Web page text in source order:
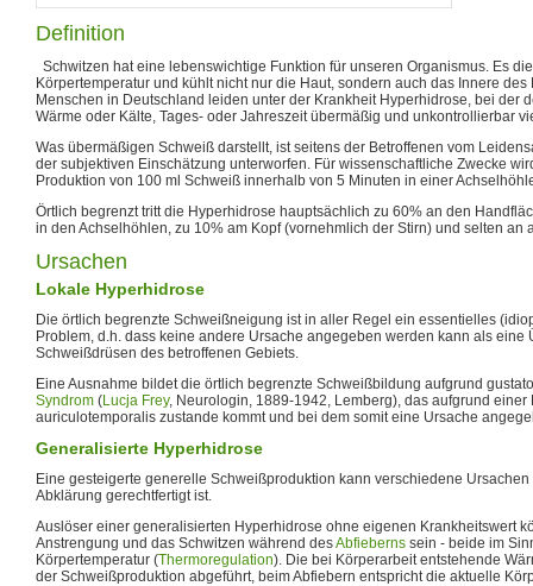
Definition
Schwitzen hat eine lebenswichtige Funktion für unseren Organismus. Es
Körpertemperatur und kühlt nicht nur die Haut, sondern auch das Innere
Menschen in Deutschland leiden unter der Krankheit Hyperhidrose, bei der
Wärme oder Kälte, Tages- oder Jahreszeit übermäßig und unkontrollierbar
Was übermäßigen Schweiß darstellt, ist seitens der Betroffenen vom
der subjektiven Einschätzung unterworfen. Für wissenschaftliche Zwecke
Produktion von 100 ml Schweiß innerhalb von 5 Minuten in einer
Örtlich begrenzt tritt die Hyperhidrose hauptsächlich zu 60% an den
in den Achselhöhlen, zu 10% am Kopf (vornehmlich der Stirn) und selten an
Ursachen
Lokale Hyperhidrose
Die örtlich begrenzte Schweißneigung ist in aller Regel ein essentielles
Problem, d.h. dass keine andere Ursache angegeben werden kann als eine
Schweißdrüsen des betroffenen Gebiets.
Eine Ausnahme bildet die örtlich begrenzte Schweißbildung aufgrund
Syndrom (Lucja Frey, Neurologin, 1889-1942, Lemberg), das aufgrund einer
auriculotemporalis zustande kommt und bei dem somit eine Ursache
Generalisierte Hyperhidrose
Eine gesteigerte generelle Schweißproduktion kann verschiedene
Abklärung gerechtfertigt ist.
Auslöser einer generalisierten Hyperhidrose ohne eigenen Krankheitswert
Anstrengung und das Schwitzen während desAbfieberns sein - beide im
Körpertemperatur (Thermoregulation). Die bei Körperarbeit entstehende
der Schweißproduktion abgeführt, beim Abfiebern entspricht die aktuelle